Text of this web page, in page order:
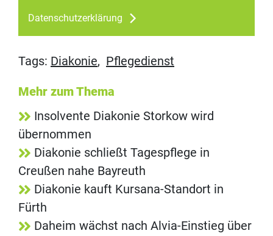
Datenschutzerklärung
Tags: Diakonie, Pflegedienst
Mehr zum Thema
Insolvente Diakonie Storkow wird
übernommen
Diakonie schließt Tagespflege in
Creußen nahe Bayreuth
Diakonie kauft Kursana-Standort in
Fürth
Daheim wächst nach Alvia-Einstieg über